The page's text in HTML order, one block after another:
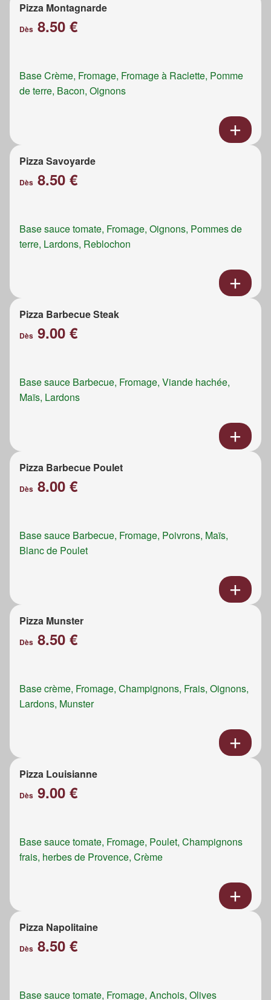
Pizza Montagnarde
Dès 8.50 €
Base Crème, Fromage, Fromage à Raclette, Pomme
de terre, Bacon, Oignons
Pizza Savoyarde
Dès 8.50 €
Base sauce tomate, Fromage, Oignons, Pommes de
terre, Lardons, Reblochon
Pizza Barbecue Steak
Dès 9.00 €
Base sauce Barbecue, Fromage, Viande hachée,
Maïs, Lardons
Pizza Barbecue Poulet
Dès 8.00 €
Base sauce Barbecue, Fromage, Poivrons, Maïs,
Blanc de Poulet
Pizza Munster
Dès 8.50 €
Base crème, Fromage, Champignons, Frais, Oignons,
Lardons, Munster
Pizza Louisianne
Dès 9.00 €
Base sauce tomate, Fromage, Poulet, Champignons
frais, herbes de Provence, Crème
Pizza Napolitaine
Dès 8.50 €
Base sauce tomate, Fromage, Anchois, Olives